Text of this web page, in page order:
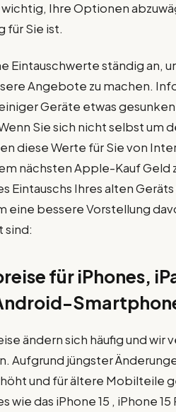
wichtig, Ihre Optionen
für Sie ist.
Eintauschwerte ständig an,
Angebote zu machen.
Geräte etwas
Sie sich nicht selbst um
diese Werte für Sie von
nächsten Apple-Kauf Geld
Eintauschs Ihres alten
eine bessere Vorstellung
sind:
für iPhones,
ändern sich häufig und wir
Aufgrund jüngster
und für ältere Mobilteile
wie das iPhone 15 , iPhone 15